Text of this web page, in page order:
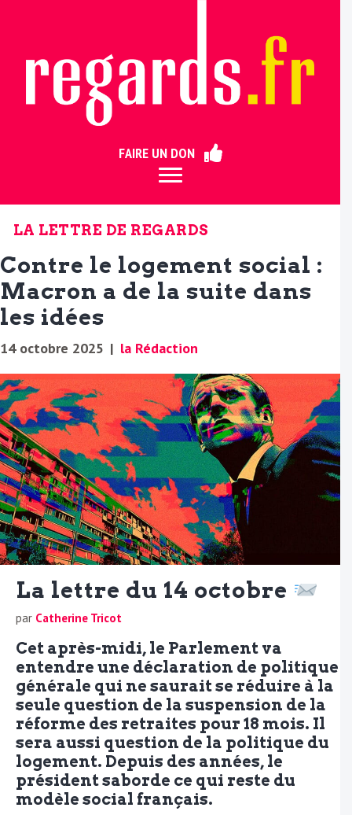
FAIRE UN DON
LA LETTRE DE REGARDS
Contre le logement social :
Macron a de la suite dans
les idées
14 octobre 2025 | la Rédaction
La lettre du 14 octobre
par Catherine Tricot
Cet après-midi, le Parlement va
entendre une déclaration de politique
générale qui ne saurait se réduire à la
seule question de la suspension de la
réforme des retraites pour 18 mois. Il
sera aussi question de la politique du
logement. Depuis des années, le
président saborde ce qui reste du
modèle social français.